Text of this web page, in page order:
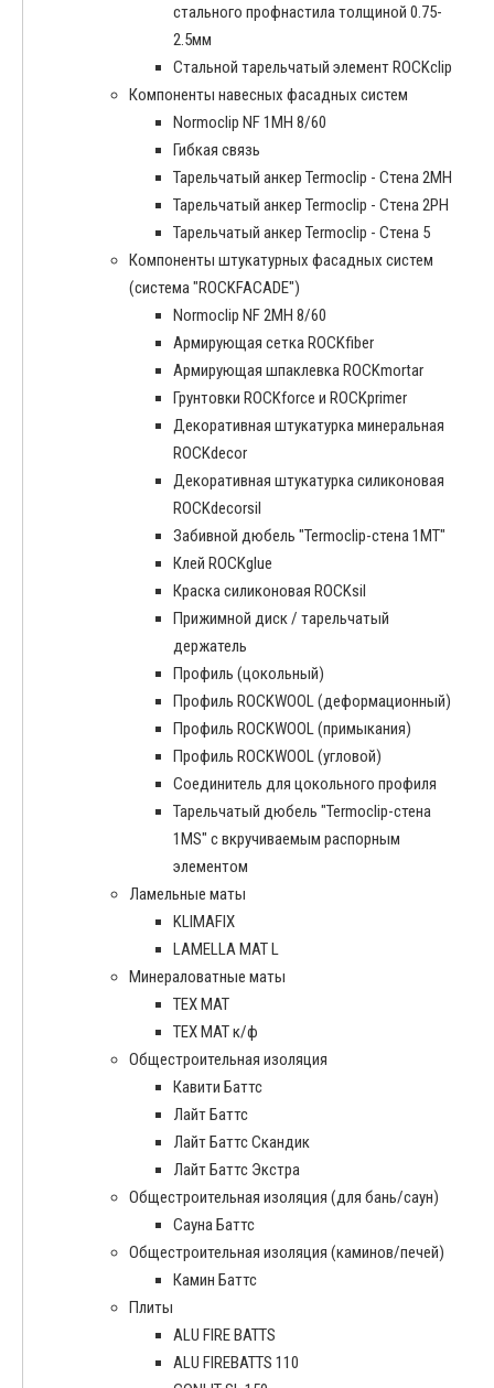
стального профнастила толщиной 0.75-
2.5мм
Стальной тарельчатый элемент ROCKclip
Компоненты навесных фасадных систем
Normoclip NF 1MH 8/60
Гибкая связь
Тарельчатый анкер Termoclip - Стена 2MH
Тарельчатый анкер Termoclip - Стена 2PH
Тарельчатый анкер Termoclip - Стена 5
Компоненты штукатурных фасадных систем
(система "ROCKFACADE")
Normoclip NF 2MH 8/60
Армирующая сетка ROCKfiber
Армирующая шпаклевка ROCKmortar
Грунтовки ROCKforce и ROCKprimer
Декоративная штукатурка минеральная
ROCKdecor
Декоративная штукатурка силиконовая
ROCKdecorsil
Забивной дюбель "Termoclip-стена 1MT"
Клей ROCKglue
Краска силиконовая ROCKsil
Прижимной диск / тарельчатый
держатель
Профиль (цокольный)
Профиль ROCKWOOL (деформационный)
Профиль ROCKWOOL (примыкания)
Профиль ROCKWOOL (угловой)
Соединитель для цокольного профиля
Тарельчатый дюбель "Termoclip-стена
1MS" с вкручиваемым распорным
элементом
Ламельные маты
KLIMAFIX
LAMELLA MAT L
Минераловатные маты
ТЕХ МАТ
ТЕХ МАТ к/ф
Общестроительная изоляция
Кавити Баттс
Лайт Баттс
Лайт Баттс Скандик
Лайт Баттс Экстра
Общестроительная изоляция (для бань/саун)
Сауна Баттс
Общестроительная изоляция (каминов/печей)
Камин Баттс
Плиты
ALU FIRE BATTS
ALU FIREBATTS 110